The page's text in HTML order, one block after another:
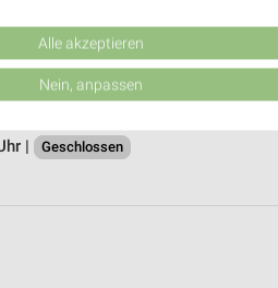
|
Geschlossen
Werbeanzeigen
Alle akzeptieren
Nein, anpassen